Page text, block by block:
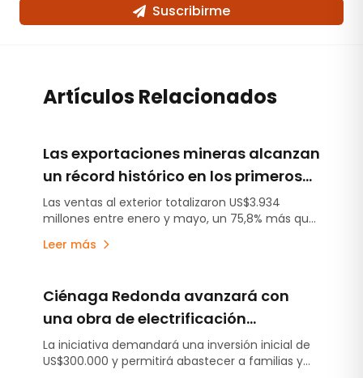
Suscribirme
Artículos Relacionados
Las exportaciones mineras alcanzan
un récord histórico en los primeros
cinco meses de 2026
Las ventas al exterior totalizaron US$3.934
millones entre enero y mayo, un 75,8% más que
crecimiento del litio y el alza de los precios
Leer más
Ciénaga Redonda avanzará con
una obra de electrificación
financiada por Rio Tinto y apoyo de
empresas mineras
La iniciativa demandará una inversión inicial de
US$300.000 y permitirá abastecer a familias y